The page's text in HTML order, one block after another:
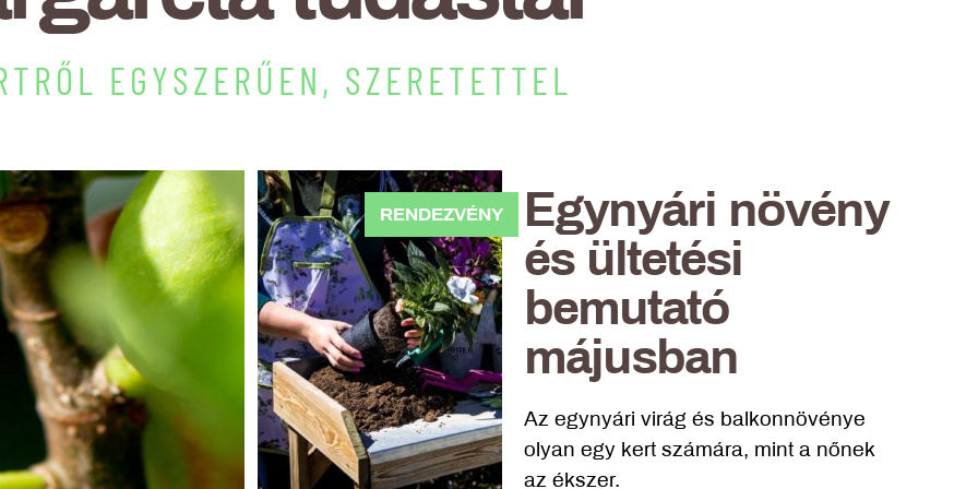
EGYSZERŰEN, SZERETETTEL
RENDEZVÉNY
Egynyári növény
és ültetési
bemutató
májusban
Az egynyári virág és balkonnövénye
olyan egy kert számára, mint a nőnek
az ékszer.